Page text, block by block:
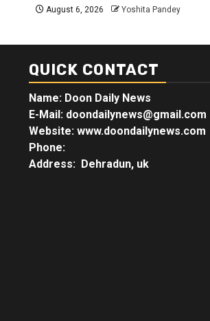
August 6, 2026 Yoshita Pandey
QUICK CONTACT
Name: Doon Daily News
E-Mail: doondailynews@gmail.com
Website: www.doondailynews.com
Phone:
Address: Dehradun, uk